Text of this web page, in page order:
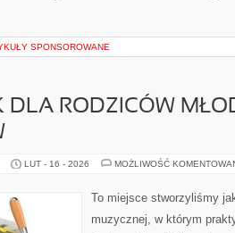
SPONSOROWANE
DLA RODZICÓW
LUT - 16 - 2026 MOŻLIWOŚĆ
To miejsce stworzyliśmy
muzycznej, w którym